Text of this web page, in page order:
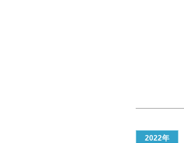
2022年